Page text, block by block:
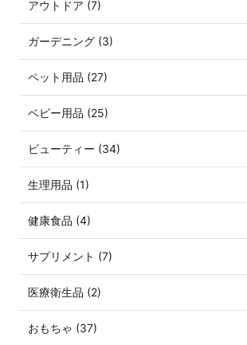
アウトドア (7)
ガーデニング (3)
ペット用品 (27)
ベビー用品 (25)
ビューティー (34)
生理用品 (1)
健康食品 (4)
サプリメント (7)
医療衛生品 (2)
おもちゃ (37)